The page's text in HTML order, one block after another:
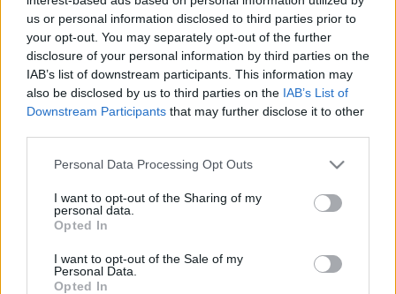
us or personal information disclosed to third parties prior to
your opt-out. You may separately opt-out of the further
disclosure of your personal information by third parties on the
IAB’s list of downstream participants. This information may
also be disclosed by us to third parties on the IAB’s List of
Downstream Participants that may further disclose it to other
Please note that this website/app uses one or more Google
not limited to your visit or usage behaviour. You may click to
grant or deny consent to Google and its third-party tags to
use your data for below specified purposes in below Google
consent section.
Personal Data Processing Opt Outs
I want to opt-out of the Sharing of my
personal data.
Opted In
I want to opt-out of the Sale of my
Personal Data.
Opted In
Mozgás